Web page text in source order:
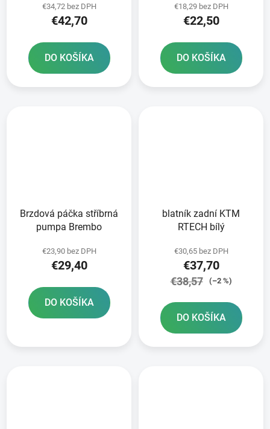
€34,72 bez DPH
€42,70
DO KOŠÍKA
€18,29 bez DPH
€22,50
DO KOŠÍKA
Brzdová páčka stříbrná
pumpa Brembo
€23,90 bez DPH
€29,40
DO KOŠÍKA
blatník zadní KTM
RTECH bílý
€30,65 bez DPH
€37,70
€38,57 (–2 %)
DO KOŠÍKA